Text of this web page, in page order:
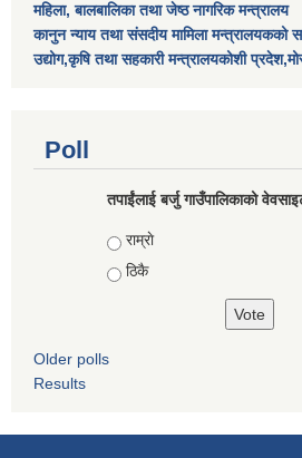
महिला, बालबालिका तथा जेष्ठ नागरिक मन्त्रालय
कानुन न्याय तथा संसदीय मामिला मन्त्रालयकको
उद्योग,कृषि तथा सहकारी मन्त्रालयकोशी
Poll
तपाईंलाई बर्जु गाउँपालिकाको
Choices
राम्राे
ठिकै
Older polls
Results